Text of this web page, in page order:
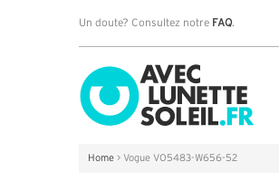
Un doute? Consultez notre FAQ.
Home > Vogue VO5483-W656-52